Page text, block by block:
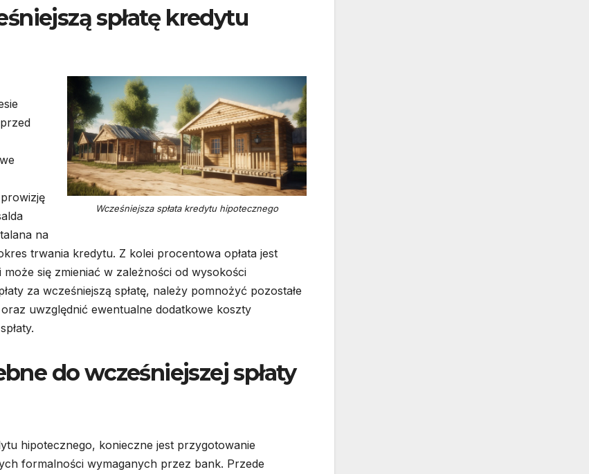
spłatę kredytu
Wcześniejsza spłata kredytu hipotecznego
na
trwania kredytu. Z kolei procentowa opłata jest
się zmieniać w zależności od wysokości
za wcześniejszą spłatę, należy pomnożyć pozostałe
uwzględnić ewentualne dodatkowe koszty
do wcześniejszej spłaty
hipotecznego, konieczne jest przygotowanie
formalności wymaganych przez bank. Przede